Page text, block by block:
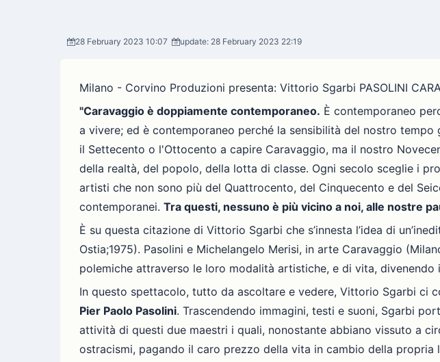
28 February 2023 10:07 update: 28 February 2023 22:19
Milano - Corvino Produzioni presenta: Vittorio Sgarbi PASOLINI
"Caravaggio è doppiamente contemporaneo. È contemporaneo
a vivere; ed è contemporaneo perché la sensibilità del nostro
il Settecento o l'Ottocento a capire Caravaggio, ma il nostro
della realtà, del popolo, della lotta di classe. Ogni secolo sceglie i
artisti che non sono più del Quattrocento, del Cinquecento e del
contemporanei. Tra questi, nessuno è più vicino a noi, alle nostre
È su questa citazione di Vittorio Sgarbi che s’innesta l’idea di
Ostia;1975). Pasolini e Michelangelo Merisi, in arte Caravaggio
polemiche attraverso le loro modalità artistiche, e di vita,
In questo spettacolo, tutto da ascoltare e vedere, Vittorio Sgarbi ci
Pier Paolo Pasolini. Trascendendo immagini, testi e suoni, Sgarbi
attività di questi due maestri i quali, nonostante abbiano vissuto a
ostracismi, pagando il caro prezzo della vita in cambio della propria